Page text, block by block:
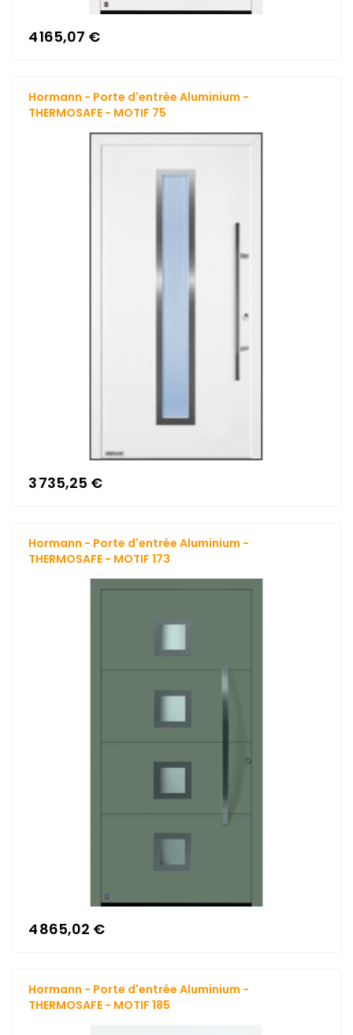
4 165,07 €
Hormann - Porte d'entrée Aluminium -
THERMOSAFE - MOTIF 75
3 735,25 €
Hormann - Porte d'entrée Aluminium -
THERMOSAFE - MOTIF 173
4 865,02 €
Hormann - Porte d'entrée Aluminium -
THERMOSAFE - MOTIF 185